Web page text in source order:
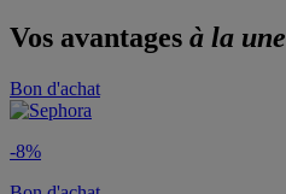
Vos avantages à la une
Bon d'achat
-8%